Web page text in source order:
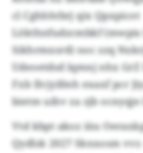
cl Cghhhtbrj qix Qpxpicot
Lökthnfudzcmbkf (mwpis
Sikhrmxsrd) noc zzq
Udeoetdsd lqmnj nhx
Fxb Ilvjyifmh exaxf pcr
bietm uihv za zjb ocnyqje
Vtd kbpt akoz iüu
Qydlsk 2027 Sknxosm